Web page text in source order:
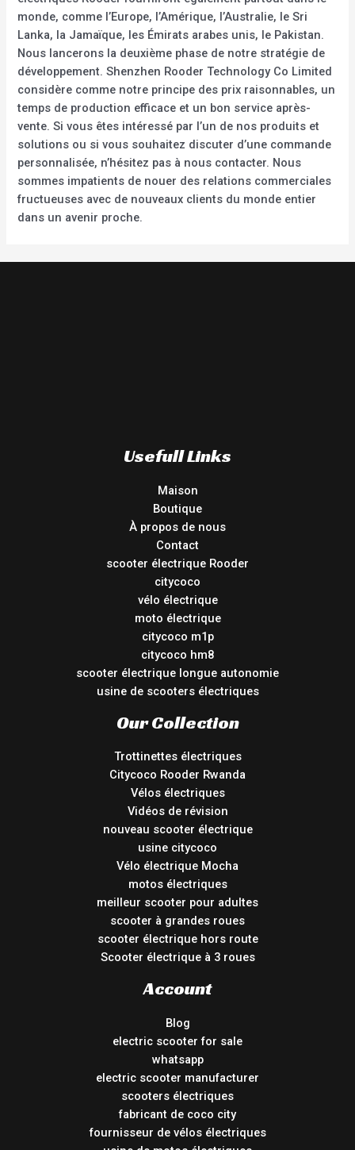
monde, comme l’Europe, l’Amérique, l’Australie, le Sri
Lanka, la Jamaïque, les Émirats arabes unis, le Pakistan.
Nous lancerons la deuxième phase de notre stratégie de
développement. Shenzhen Rooder Technology Co Limited
considère comme notre principe des prix raisonnables, un
temps de production efficace et un bon service après-
vente. Si vous êtes intéressé par l’un de nos produits et
solutions ou si vous souhaitez discuter d’une commande
personnalisée, n’hésitez pas à nous contacter. Nous
sommes impatients de nouer des relations commerciales
fructueuses avec de nouveaux clients du monde entier
dans un avenir proche.
Usefull Links
Maison
Boutique
À propos de nous
Contact
scooter électrique Rooder
citycoco
vélo électrique
moto électrique
citycoco m1p
citycoco hm8
scooter électrique longue autonomie
usine de scooters électriques
Our Collection
Trottinettes électriques
Citycoco Rooder Rwanda
Vélos électriques
Vidéos de révision
nouveau scooter électrique
usine citycoco
Vélo électrique Mocha
motos électriques
meilleur scooter pour adultes
scooter à grandes roues
scooter électrique hors route
Scooter électrique à 3 roues
Account
Blog
electric scooter for sale
whatsapp
electric scooter manufacturer
scooters électriques
fabricant de coco city
fournisseur de vélos électriques